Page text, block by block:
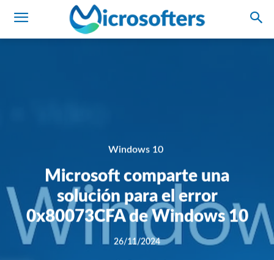
Windows 10
Microsoft comparte una
solución para el error
0x80073CFA de Windows 10
26/11/2024